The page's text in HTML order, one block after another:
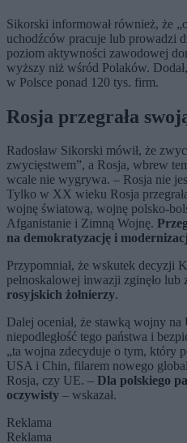
Sikorski informował również, że
uchodźców pracuje lub prowadzi
poziom aktywności zawodowej
wyższy niż wśród Polaków.
w Polsce ponad 120 tys. firm.
Rosja przegrała
Radosław Sikorski mówił, że
zwycięstwem”, a Rosja, wbrew
wcale nie wygrywa. – Rosja nie
Tylko w XX wieku Rosja
wojnę światową, wojnę polsko-
Afganistanie i Zimną Wojnę.
na demokratyzację i
Przypomniał, że wskutek decyzji
pełnoskalowej inwazji zginęło lub
rosyjskich żołnierzy.
Dalej oceniał, że stawką wojny
niepodległość tego państwa i
„ta wojna zdecyduje o tym, który
USA i Chin, filarem nowego
Rosja, czy UE. – Dla polskiego
oczywisty – wskazał.
Reklama
Reklama